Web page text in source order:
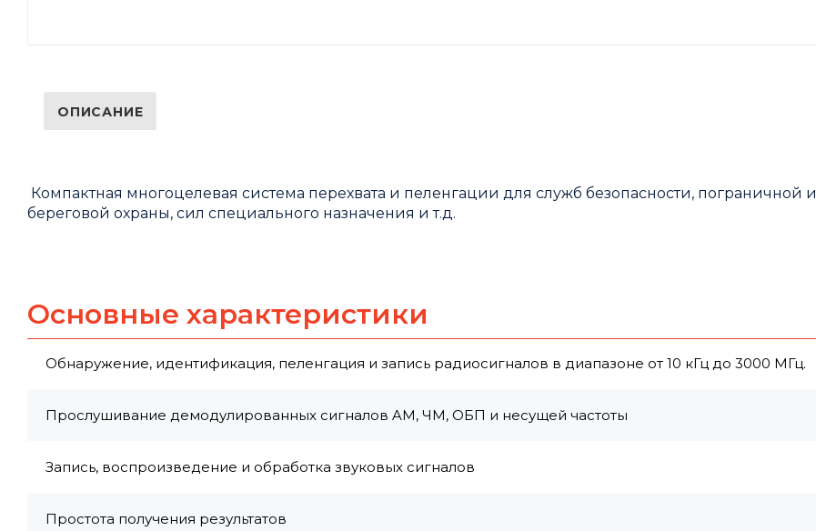
ОПИСАНИЕ
Компактная многоцелевая система перехвата и пеленгации для служб безопасности, пограничной и
береговой охраны, сил специального назначения и т.д.
Основные характеристики
Обнаружение, идентификация, пеленгация и запись радиосигналов в диапазоне от 10 кГц до 3000 MГц.
Прослушивание демодулированных сигналов AM, ЧM, ОБП и несущей частоты
Запись, воспроизведение и обработка звуковых сигналов
Простота получения результатов